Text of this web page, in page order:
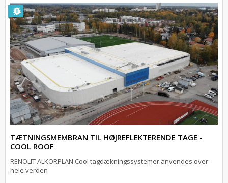
TÆTNINGSMEMBRAN TIL HØJREFLEKTERENDE TAGE -
COOL ROOF
RENOLIT ALKORPLAN Cool tagdækningssystemer anvendes over
hele verden